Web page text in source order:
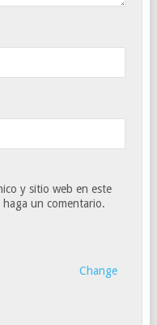
y sitio web en este
un comentario.
Change